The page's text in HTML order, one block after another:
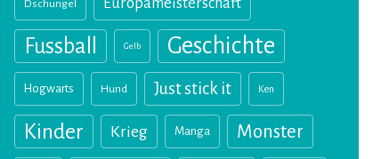
Dschungel
Fussball Gelb Geschichte
Hogwarts Hund Just stick it Ken
Kinder Krieg Manga Monster